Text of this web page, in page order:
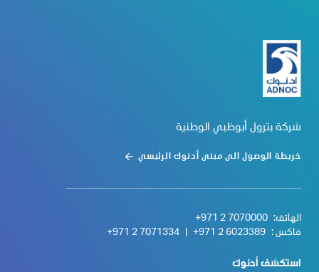
شركة بترول أبوظبي الوطنية
خريطة الوصول الى مبنى أدنوك الرئيسي
الهاتف: +971 2 7070000
فاكس : +971 2 6023389
+971 2 7071334
استكشف أدنوك